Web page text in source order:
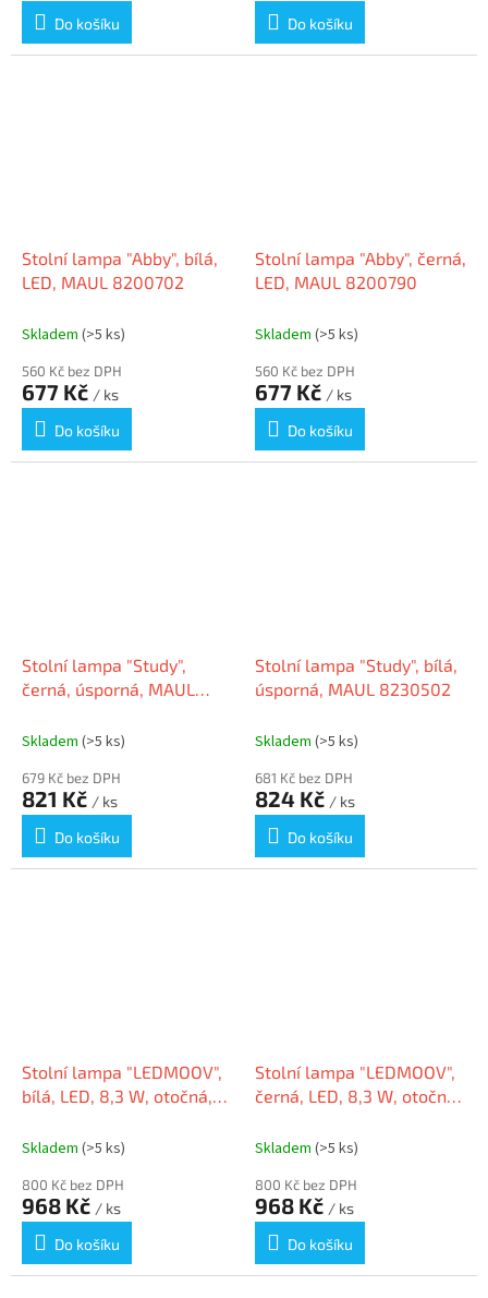
Do košíku
Do košíku
Stolní lampa "Abby", bílá,
LED, MAUL 8200702
Skladem (>5 ks)
560 Kč bez DPH
677 Kč / ks
Do košíku
Stolní lampa "Abby", černá,
LED, MAUL 8200790
Skladem (>5 ks)
560 Kč bez DPH
677 Kč / ks
Do košíku
Stolní lampa "Study",
černá, úsporná, MAUL
Skladem (>5 ks)
679 Kč bez DPH
821 Kč / ks
Do košíku
Stolní lampa "Study", bílá,
úsporná, MAUL 8230502
Skladem (>5 ks)
681 Kč bez DPH
824 Kč / ks
Do košíku
Stolní lampa "LEDMOOV",
bílá, LED, 8,3 W, otočná,
Skladem (>5 ks)
800 Kč bez DPH
968 Kč / ks
Do košíku
Stolní lampa "LEDMOOV",
černá, LED, 8,3 W, otočná,
Skladem (>5 ks)
800 Kč bez DPH
968 Kč / ks
Do košíku